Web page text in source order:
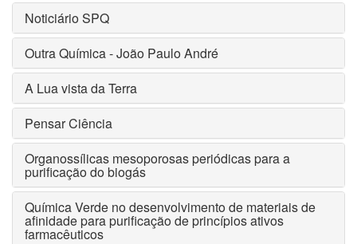
Noticiário SPQ
Outra Química - João Paulo André
A Lua vista da Terra
Pensar Ciência
Organossílicas mesoporosas periódicas para a
purificação do biogás
Química Verde no desenvolvimento de materiais de
afinidade para purificação de princípios ativos
farmacêuticos